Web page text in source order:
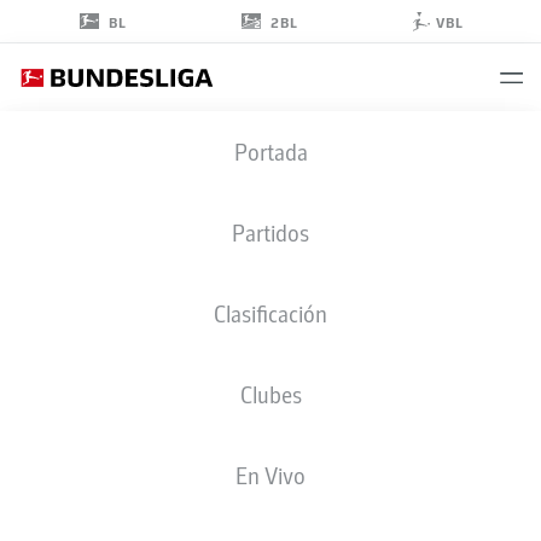
BL 2BL VBL
Portada
Partidos
Clasificación
Clubes
En Vivo